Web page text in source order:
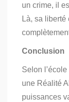
un crime, il
Là, sa liberté
Conclusion
Selon
une Réalité
puissances